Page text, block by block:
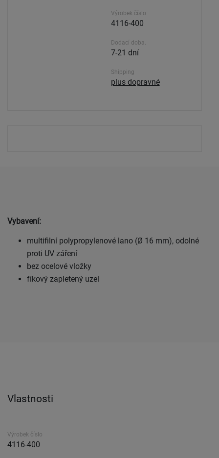
Výrobek číslo
4116-400
Dodací doba.
7-21 dní
Shipping
plus dopravné
Vybavení:
multifilní polypropylenové lano (Ø 16 mm), odolné
proti UV záření
bez ocelové vložky
fíkový zapletený uzel
Vlastnosti
Výrobek číslo
4116-400